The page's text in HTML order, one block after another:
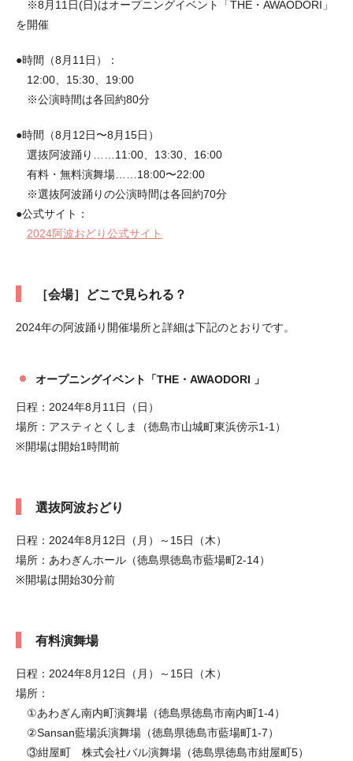
※8月11日(日)はオープニングイベント「THE・AWAODORI」
を開催
●時間（8月11日）：
12:00、15:30、19:00
※公演時間は各回約80分
●時間（8月12日〜8月15日）
選抜阿波踊り……11:00、13:30、16:00
有料・無料演舞場……18:00〜22:00
※選抜阿波踊りの公演時間は各回約70分
●公式サイト：
2024阿波おどり公式サイト
［会場］どこで見られる？
2024年の阿波踊り開催場所と詳細は下記のとおりです。
オープニングイベント「THE・AWAODORI 」
日程：2024年8月11日（日）
場所：アスティとくしま（徳島市山城町東浜傍示1-1）
※開場は開始1時間前
選抜阿波おどり
日程：2024年8月12日（月）～15日（木）
場所：あわぎんホール（徳島県徳島市藍場町2-14）
※開場は開始30分前
有料演舞場
日程：2024年8月12日（月）～15日（木）
場所：
①あわぎん南内町演舞場（徳島県徳島市南内町1-4）
②Sansan藍場浜演舞場（徳島県徳島市藍場町1-7）
③紺屋町 株式会社バル演舞場（徳島県徳島市紺屋町5）